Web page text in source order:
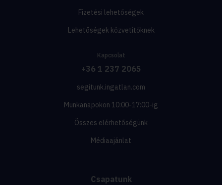
Fizetési lehetőségek
Lehetőségek közvetítőknek
Kapcsolat
+36 1 237 2065
segitunk.ingatlan.com
Munkanapokon 10:00-17:00-ig
Összes elérhetőségünk
Médiaajánlat
Csapatunk